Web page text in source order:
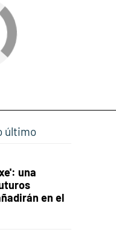
último
una
en el